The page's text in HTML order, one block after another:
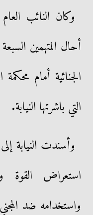
وكان النائب
أحال المتهمين
الجنائية أمام
التي باشرتها النيابة.
وأسندت النيابة
استعراض القوة
واستخدامه ضد